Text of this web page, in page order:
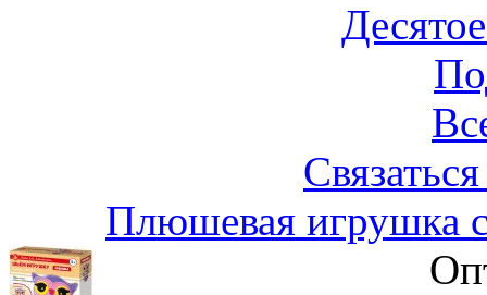
Плюшевая игрушка